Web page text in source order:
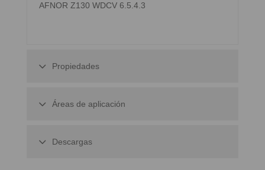
AFNOR Z130 WDCV 6.5.4.3
Propiedades
Áreas de aplicación
Descargas